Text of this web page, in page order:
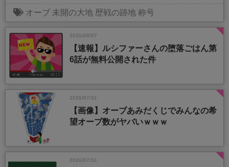
オーブ 未開の大地 歴戦の跡地 称号
2026/08/07
【速報】ルシファーさんの堕落ごはん第
6話が無料公開された件
2026/07/31
【画像】オーブあみだくじでみんなの希
望オーブ数がヤバいｗｗｗ
2026/07/31